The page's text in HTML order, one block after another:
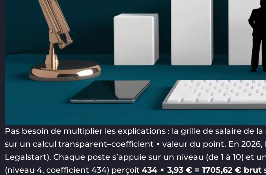
Pas besoin de multiplier les explications : la grille de salaire de
sur un calcul transparent–coefficient × valeur du point. En
Legalstart). Chaque poste s’appuie sur un niveau (de 1 à 10)
(niveau 4, coefficient 434) perçoit 434 × 3,93 € = 1705,62 € brut